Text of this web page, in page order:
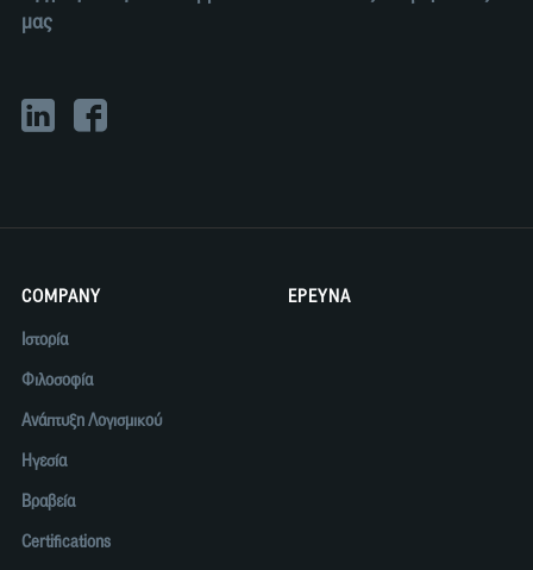
μας
COMPANY
Ιστορία
Φιλοσοφία
Ανάπτυξη Λογισμικού
Ηγεσία
Βραβεία
Certifications
ΕΡΕΥΝΑ